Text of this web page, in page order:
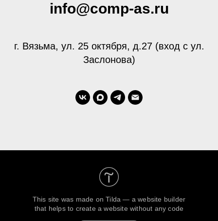
info@comp-as.ru
г. Вязьма, ул. 25 октября, д.27 (вход с ул.
Заслонова)
This site was made onTilda — a website builder
that helps to create a website without any code